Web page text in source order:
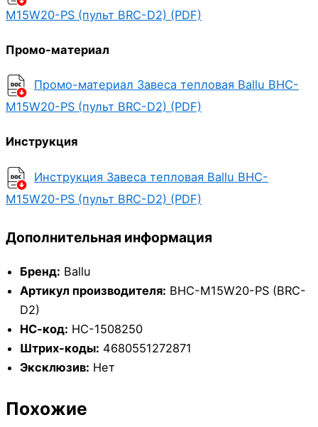
M15W20-PS (пульт BRC-D2) (PDF)
Промо-материал
Промо-материал Завеса тепловая Ballu BHC-
M15W20-PS (пульт BRC-D2) (PDF)
Инструкция
Инструкция Завеса тепловая Ballu BHC-
M15W20-PS (пульт BRC-D2) (PDF)
Дополнительная информация
Бренд: Ballu
Артикул производителя: BHC-M15W20-PS (BRC-
D2)
НС-код: НС-1508250
Штрих-коды: 4680551272871
Эксклюзив: Нет
Похожие